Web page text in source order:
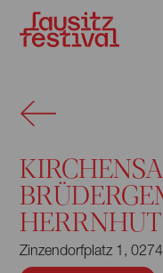
HERRNHUT
Zinzendorfplatz 1,